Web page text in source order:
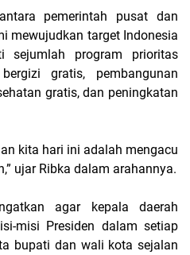
pemerintah pusat dan
mewujudkan target Indonesia
sejumlah program prioritas
gratis, pembangunan
gratis, dan peningkatan
kita hari ini adalah mengacu
ujar Ribka dalam arahannya.
agar kepala daerah
misi Presiden dalam setiap
bupati dan wali kota sejalan